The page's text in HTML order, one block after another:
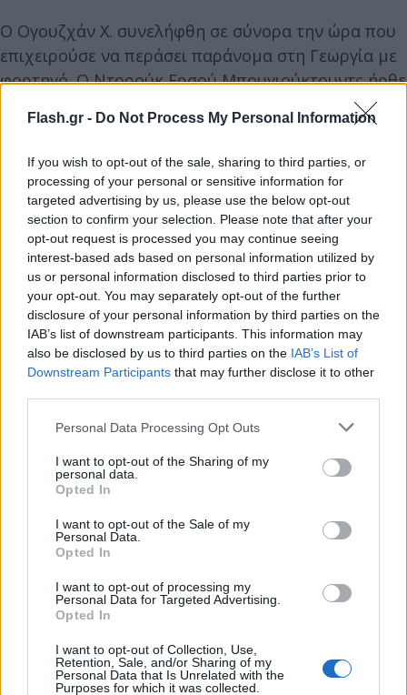
Flash.gr - Do Not Process My Personal Information
If you wish to opt-out of the sale, sharing to third parties, or
processing of your personal or sensitive information for
targeted advertising by us, please use the below opt-out
section to confirm your selection. Please note that after your
opt-out request is processed you may continue seeing
interest-based ads based on personal information utilized by
us or personal information disclosed to third parties prior to
your opt-out. You may separately opt-out of the further
disclosure of your personal information by third parties on the
IAB’s list of downstream participants. This information may
also be disclosed by us to third parties on the IAB’s List of
Downstream Participants that may further disclose it to other
Please note that this website/app uses one or more Google
not limited to your visit or usage behaviour. You may click to
grant or deny consent to Google and its third-party tags to
use your data for below specified purposes in below Google
consent section.
Personal Data Processing Opt Outs
I want to opt-out of the Sharing of my
personal data.
Opted In
I want to opt-out of the Sale of my
Personal Data.
Opted In
I want to opt-out of processing my
Personal Data for Targeted Advertising.
Opted In
I want to opt-out of Collection, Use,
Retention, Sale, and/or Sharing of my
Personal Data that Is Unrelated with the
Purposes for which it was collected.
Ο Ογουζχάν Χ. συνελήφθη σε σύνορα την ώρα που
επιχειρούσε να περάσει παράνομα στη Γεωργία με
φορτηγό. Ο Ντορούκ Ερσού Μπουγιούκτουντς ήρθε
στην Ελλάδα με αυτοκίνητο. Η Milliyet γράφει ότι
νεκροί είναι επίσης οι Αμπντουραχμάν Τεκρού,
Οζκάν Καάν Τοζλού, Μπαρίς Τσαγάν, Ομέρ Κανζά
και Μπουράκ Ταχμάζ.
Η Milliyet αναφέρει ακόμη πως «η ελληνική
αστυνομία, η οποία συγκέντρωσε 25 φυσίγγια από
το σημείο, κρατά μυστική την ταυτότητα των
νεκρών Τούρκων. Μεταξύ των νεκρών είναι ο
Ντορούκ Ερσού Μπουγιούκτουντς, ένας από τους
άνδρες του Μπουγιούν, ο οποίος είχε φυλακιστεί
στην Ιταλία για λίγο καιρό».